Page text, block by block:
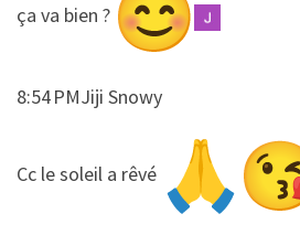
​​ça va bien ?
8:54 PMJiji Snowy
​​Cc le soleil a rêvé